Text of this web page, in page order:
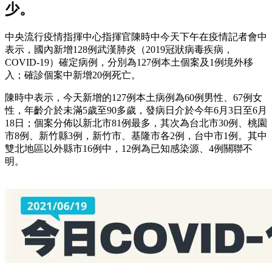
少。
中央流行疫情指揮中心指揮官陳時中今天下午在疫情記者會中
表示，國內新增128例武漢肺炎（2019冠狀病毒疾病，
COVID-19）確定病例，分別為127例本土個案及1例境外移
入；確診個案中新增20例死亡。
陳時中表示，今天新增的127例本土病例為60例男性、67例女
性，年齡介於未滿5歲至90多歲，發病日介於今年6月3日至6月
18日；個案分佈以新北市81例最多，其次為台北市30例、桃園
市8例、新竹縣3例，新竹市、基隆市各2例，台中市1例。其中
雙北地區以外縣市16例中，12例為已知感染源、4例關聯不
明。